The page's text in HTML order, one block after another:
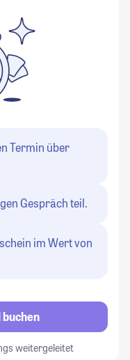
Termin über
Gespräch teil.
im Wert von
weitergeleitet